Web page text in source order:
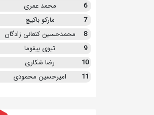
6
محمد عمری
7
مارکو باکیچ
8
محمدحسین کنعانی زادگان
9
تیوی بیفوما
10
رضا شکاری
11
امیرحسین محمودی